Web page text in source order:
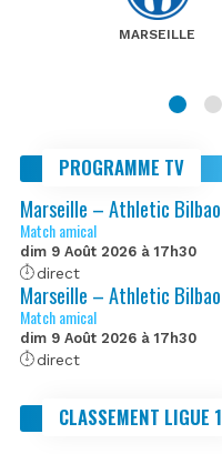
MARSEILLE
PROGRAMME TV
Marseille – Athletic Bilbao
Match amical
dim 9 Août 2026 à 17h30
direct
Marseille – Athletic Bilbao
Match amical
dim 9 Août 2026 à 17h30
direct
CLASSEMENT LIGUE 1